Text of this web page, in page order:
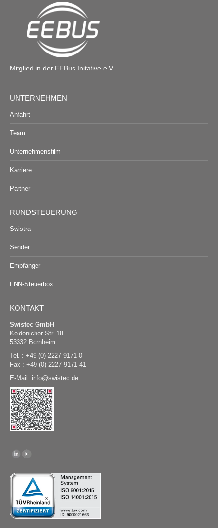
Mitglied in der EEBus Initative e.V.
UNTERNEHMEN
Anfahrt
Team
Unternehmensfilm
Karriere
Partner
RUNDSTEUERUNG
Swistra
Sender
Empfänger
FNN-Steuerbox
KONTAKT
Swistec GmbH
Keldenicher Str. 18
53332 Bornheim
Tel. : +49 (0) 2227 9171-0
Fax : +49 (0) 2227 9171-41
E-Mail:
@swistec.de